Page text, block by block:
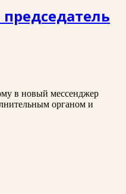
в новый мессенджер
органом и